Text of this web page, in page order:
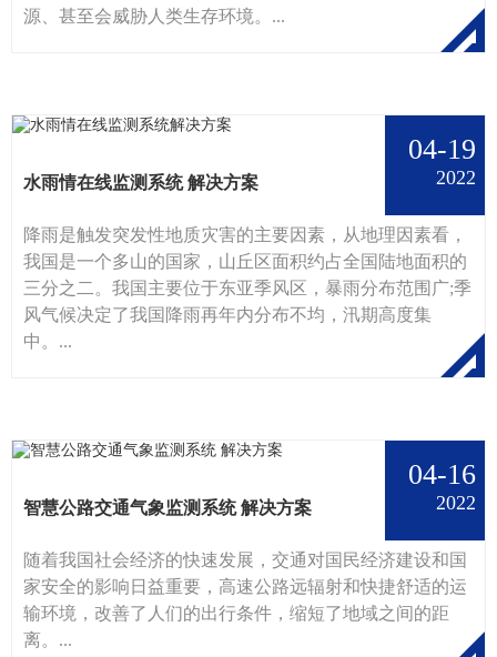
源、甚至会威胁人类生存环境。...
04-19
2022
水雨情在线监测系统 解决方案
降雨是触发突发性地质灾害的主要因素，从地理因素看，
我国是一个多山的国家，山丘区面积约占全国陆地面积的
三分之二。我国主要位于东亚季风区，暴雨分布范围广;季
风气候决定了我国降雨再年内分布不均，汛期高度集
中。...
04-16
2022
智慧公路交通气象监测系统 解决方案
随着我国社会经济的快速发展，交通对国民经济建设和国
家安全的影响日益重要，高速公路远辐射和快捷舒适的运
输环境，改善了人们的出行条件，缩短了地域之间的距
离。...